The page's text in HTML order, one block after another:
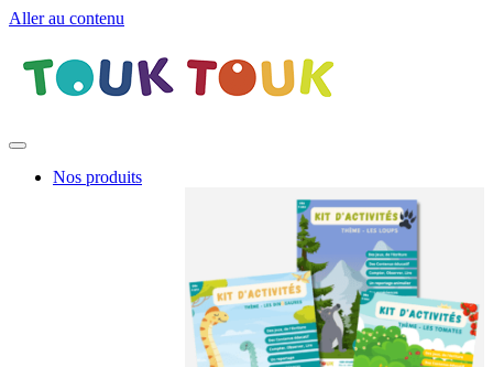
Aller au contenu
Nos produits